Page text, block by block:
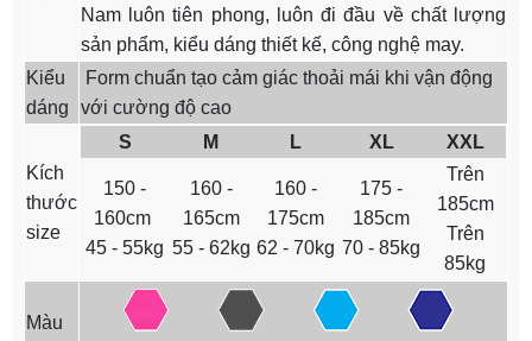
Nam luôn tiên phong, luôn đi đầu về chất lượng
sản phẩm, kiểu dáng thiết kế, công nghệ may.
Kiểu
dáng
Form chuẩn tạo cảm giác thoải mái khi vận động
với cường độ cao
Kích
thước
size
S M L XL XXL
150 -
160cm
45 - 55kg
160 -
165cm
55 - 62kg
160 -
175cm
62 - 70kg
175 -
185cm
70 - 85kg
Trên
185cm
Trên
85kg
Màu